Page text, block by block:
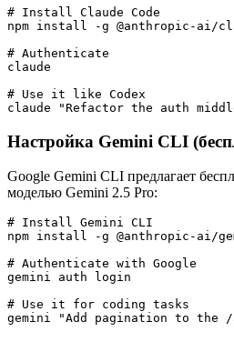
# Install Claude Code
npm install -g @anthropic-ai/
# Authenticate
claude
# Use it like Codex
Настройка Gemini CLI
Google Gemini CLI предлагает
моделью Gemini 2.5 Pro:
# Install Gemini CLI
npm install -g @anthropic-
# Authenticate with Google
gemini auth login
# Use it for coding tasks